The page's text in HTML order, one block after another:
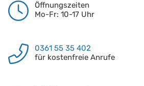
Öffnungszeiten
Mo-Fr: 10-17 Uhr
0361 55 35 402
für kostenfreie Anrufe